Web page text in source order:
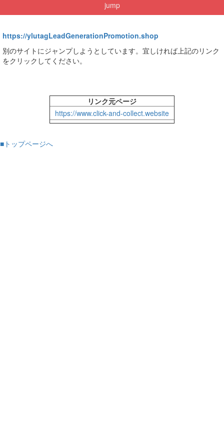
jump
https://ylutagLeadGenerationPromotion.shop
別のサイトにジャンプしようとしています。宜しければ上記のリンク
をクリックしてください。
リンク元ページ
https://www.click-and-collect.website
■トップページへ